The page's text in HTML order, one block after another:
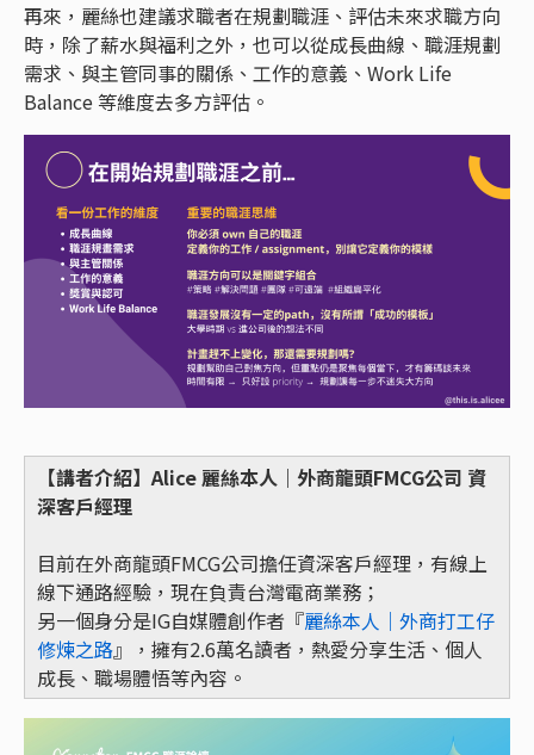
再來，麗絲也建議求職者在規劃職涯、評估未來求職方向
時，除了薪水與福利之外，也可以從成長曲線、職涯規劃
需求、與主管同事的關係、工作的意義、Work Life
Balance 等維度去多方評估。
【講者介紹】Alice 麗絲本人｜外商龍頭FMCG公司 資
深客戶經理
目前在外商龍頭FMCG公司擔任資深客戶經理，有線上
線下通路經驗，現在負責台灣電商業務；
另一個身分是IG自媒體創作者『麗絲本人｜外商打工仔
修煉之路』，擁有2.6萬名讀者，熱愛分享生活、個人
成長、職場體悟等內容。